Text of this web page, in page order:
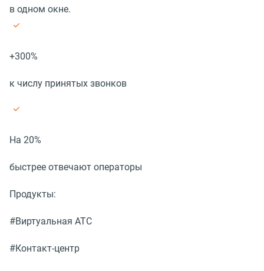
в одном окне.
+300%
к числу принятых звонков
На 20%
быстрее отвечают операторы
Продукты:
#Виртуальная АТС
#Контакт-центр